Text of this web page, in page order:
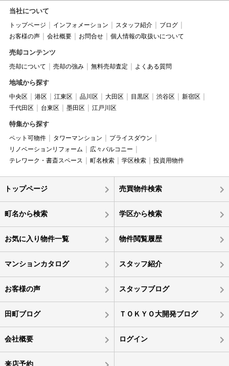
当社について
トップページ インフォメーション スタッフ紹介
ブログ
お客様の声
会社概要 お問合せ 個人情報の取扱いについて
売却コンテンツ
売却について 売却の強み 無料売却査定 よくある質問
地域から探す
中央区 港区 江東区 品川区 大田区 目黒区 渋谷区
新宿区
千代田区
台東区 墨田区 江戸川区
特集から探す
ペット可物件 タワーマンション
プライスダウン
リノベーションリフォーム
広々バルコニー
テレワーク・書斎スペース
町名検索 学区検索 投資用物件
トップページ 売買物件検索
町名から検索 学区から検索
お気に入り物件一覧 物件閲覧履歴
マンションカタログ スタッフ紹介
お客様の声 スタッフブログ
田町ブログ ＴＯＫＹＯ大開発ブログ
会社概要 ログイン
来店予約